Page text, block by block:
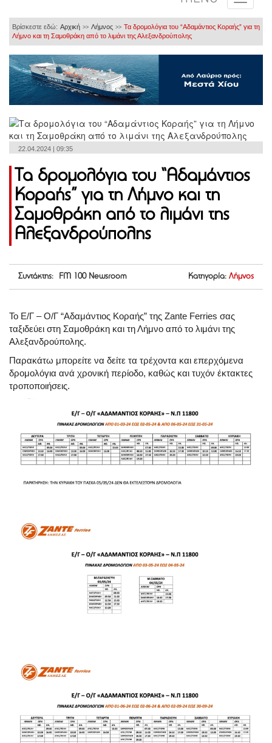
Βρίσκεστε εδώ: Αρχική >> Λήμνος >> Τα δρομολόγια του “Αδαμάντιος Κοραής” για τη
Λήμνο και τη Σαμοθράκη από το λιμάνι της Αλεξανδρούπολης
22.04.2024 | 09:35
Τα δρομολόγια του “Αδαμάντιος
Κοραής” για τη Λήμνο και τη
Σαμοθράκη από το λιμάνι της
Αλεξανδρούπολης
Συντάκτης: FM 100 Newsroom Κατηγορία: Λήμνος
Το Ε/Γ – Ο/Γ “Αδαμάντιος Κοραής” της Zante Ferries σας
ταξιδεύει στη Σαμοθράκη και τη Λήμνο από το λιμάνι της
Αλεξανδρούπολης.
Παρακάτω μπορείτε να δείτε τα τρέχοντα και επερχόμενα
δρομολόγια ανά χρονική περίοδο, καθώς και τυχόν έκτακτες
τροποποιήσεις.